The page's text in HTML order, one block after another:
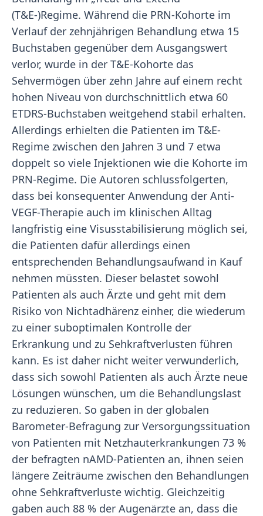
(T&E-)Regime. Während die PRN-Kohorte im
Verlauf der zehnjährigen Behandlung etwa 15
Buchstaben gegenüber dem Ausgangswert
verlor, wurde in der T&E-Kohorte das
Sehvermögen über zehn Jahre auf einem recht
hohen Niveau von durchschnittlich etwa 60
ETDRS-Buchstaben weitgehend stabil erhalten.
Allerdings erhielten die Patienten im T&E-
Regime zwischen den Jahren 3 und 7 etwa
doppelt so viele Injektionen wie die Kohorte im
PRN-Regime. Die Autoren schlussfolgerten,
dass bei konsequenter Anwendung der Anti-
VEGF-Therapie auch im klinischen Alltag
langfristig eine Visusstabilisierung möglich sei,
die Patienten dafür allerdings einen
entsprechenden Behandlungsaufwand in Kauf
nehmen müssten. Dieser belastet sowohl
Patienten als auch Ärzte und geht mit dem
Risiko von Nichtadhärenz einher, die wiederum
zu einer suboptimalen Kontrolle der
Erkrankung und zu Sehkraftverlusten führen
kann. Es ist daher nicht weiter verwunderlich,
dass sich sowohl Patienten als auch Ärzte neue
Lösungen wünschen, um die Behandlungslast
zu reduzieren. So gaben in der globalen
Barometer-Befragung zur Versorgungssituation
von Patienten mit Netzhauterkrankungen 73 %
der befragten nAMD-Patienten an, ihnen seien
längere Zeiträume zwischen den Behandlungen
ohne Sehkraftverluste wichtig. Gleichzeitig
gaben auch 88 % der Augenärzte an, dass die